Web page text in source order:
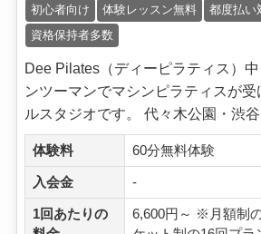
初心者向け
体験レッスン無料 都度払い
資格保持者多数
Dee Pilates（ディーピラティス）
ンツーマンでマシンピラティスが
ルスタジオです。 代々木公園・渋谷
体験料 60分無料体験
入会金 -
1回あたりの
6,600円～ ※月額制